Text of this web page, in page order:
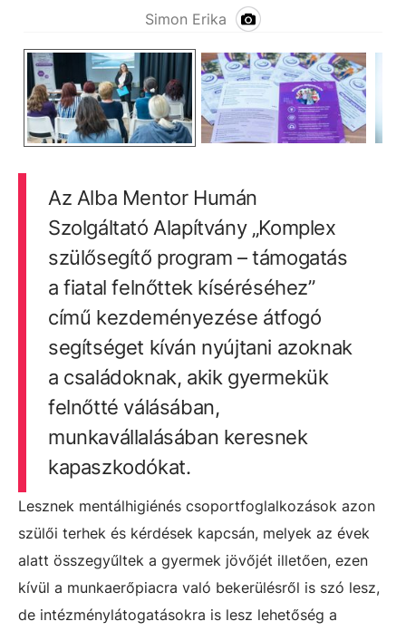
Simon Erika
Az Alba Mentor Humán
Szolgáltató Alapítvány „Komplex
szülősegítő program – támogatás
a fiatal felnőttek kíséréséhez”
című kezdeményezése átfogó
segítséget kíván nyújtani azoknak
a családoknak, akik gyermekük
felnőtté válásában,
munkavállalásában keresnek
kapaszkodókat.
Lesznek mentálhigiénés csoportfoglalkozások azon
szülői terhek és kérdések kapcsán, melyek az évek
alatt összegyűltek a gyermek jövőjét illetően, ezen
kívül a munkaerőpiacra való bekerülésről is szó lesz,
de intézménylátogatásokra is lesz lehetőség a